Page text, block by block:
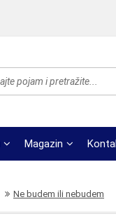
Magazin
Ne budem ili nebudem